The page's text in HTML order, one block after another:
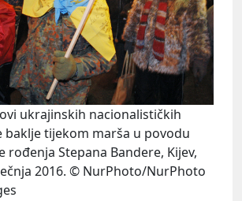
ukrajinskih nacionalističkih
baklje tijekom marša u povodu
rođenja Stepana Bandere, Kijev,
2016. © NurPhoto/NurPhoto